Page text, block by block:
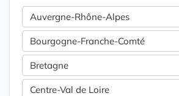
Auvergne-Rhône-Alpes
Bourgogne-Franche-Comté
Bretagne
Centre-Val de Loire